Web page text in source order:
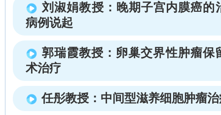
刘淑娟教授：晚期子宫内膜癌
病例说起
郭瑞霞教授：卵巢交界性肿瘤保
术治疗
任彤教授：中间型滋养细胞肿瘤